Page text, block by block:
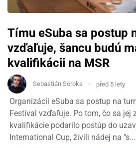
Tímu eSuba sa postup
vzďaľuje, šancu budú
kvalifikácii na MSR
Sebastián Soroka před 5 lety
Organizácii eSuba sa postup na
Festival vzďaľuje. Po tom, čo sa jej
kvalifikácie podarilo postúp do
International Cup, živili nádej na "s...